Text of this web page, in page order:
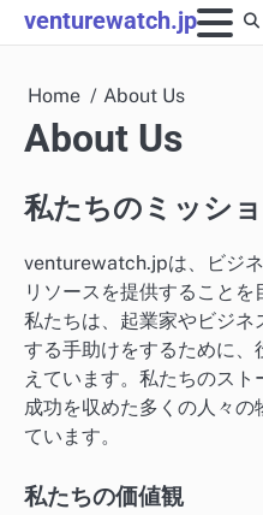
Skip
to
venturewatch.jp
Home About Us
About Us
私たちのミッシ
venturewatch.jpは、ビジ
リソースを提供することを
私たちは、起業家やビジ
する手助けをするために
えています。私たちのスト
成功を収めた多くの人々
ています。
私たちの価値観